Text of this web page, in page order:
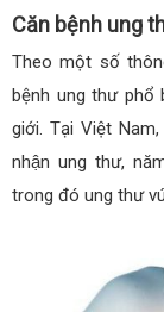
Căn bệnh ung
Theo một số
bệnh ung thư
giới. Tại Việt
nhận ung thư,
trong đó ung thư